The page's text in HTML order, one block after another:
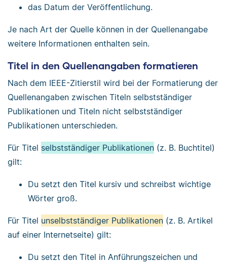
das Datum der Veröffentlichung.
Je nach Art der Quelle können in der Quellenangabe
weitere Informationen enthalten sein.
Titel in den Quellenangaben formatieren
Nach dem IEEE-Zitierstil wird bei der Formatierung der
Quellenangaben zwischen Titeln selbstständiger
Publikationen und Titeln nicht selbstständiger
Publikationen unterschieden.
Für Titel selbstständiger Publikationen (z. B. Buchtitel)
gilt:
Du setzt den Titel kursiv und schreibst wichtige
Wörter groß.
Für Titel unselbstständiger Publikationen (z. B. Artikel
auf einer Internetseite) gilt:
Du setzt den Titel in Anführungszeichen und